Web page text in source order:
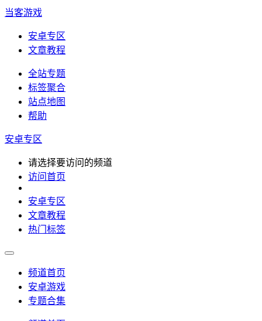
当客游戏
安卓专区
文章教程
全站专题
标签聚合
站点地图
帮助
安卓专区
请选择要访问的频道
访问首页
安卓专区
文章教程
热门标签
频道首页
安卓游戏
专题合集